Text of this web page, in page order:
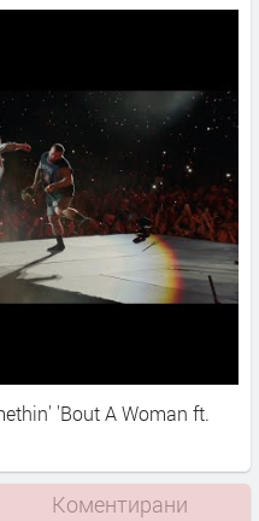
'Bout A Woman ft.
Коментирани